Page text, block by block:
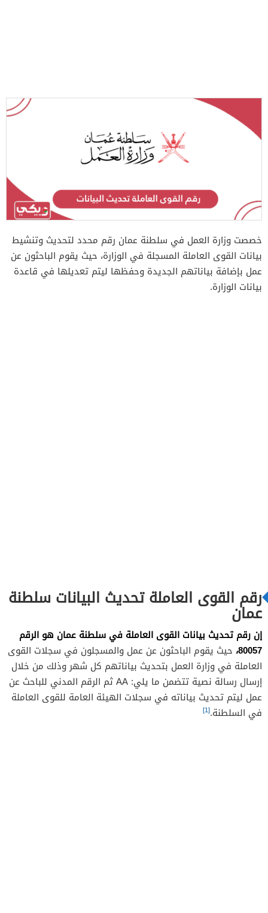
خصصت وزارة العمل في سلطنة عمان رقم محدد لتحديث وتنشيط
بيانات القوى العاملة المسجلة في الوزارة، حيث يقوم الباحثون عن
عمل بإضافة بياناتهم الجديدة وحفظها ليتم تعديلها في قاعدة
بيانات الوزارة.
رقم القوى العاملة تحديث البيانات سلطنة
عمان
إن رقم تحديث بيانات القوى العاملة في سلطنة عمان هو الرقم
80057، حيث يقوم الباحثون عن عمل والمسجلون في سجلات القوى
العاملة في وزارة العمل بتحديث بياناتهم كل شهر وذلك من خلال
إرسال رسالة نصية تتضمن ما يلي: AA ثم الرقم المدني للباحث عن
عمل ليتم تحديث بياناته في سجلات الهيئة العامة للقوى العاملة
في السلطنة.[1]